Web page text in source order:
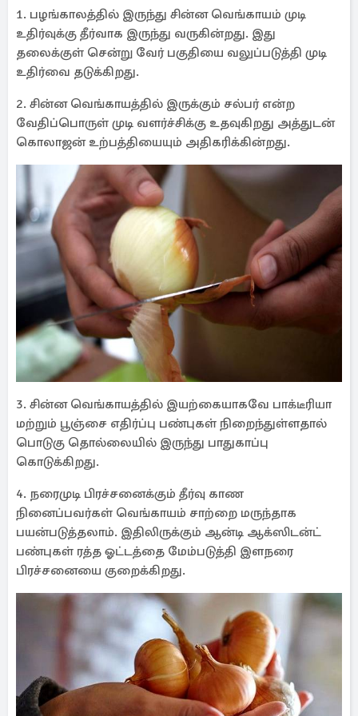
1. பழங்காலத்தில் இருந்து சின்ன வெங்காயம் முடி
உதிர்வுக்கு தீர்வாக இருந்து வருகின்றது. இது
தலைக்குள் சென்று வேர் பகுதியை வலுப்படுத்தி முடி
உதிர்வை தடுக்கிறது.
2. சின்ன வெங்காயத்தில் இருக்கும் சல்பர் என்ற
வேதிப்பொருள் முடி வளர்ச்சிக்கு உதவுகிறது அத்துடன்
கொலாஜன் உற்பத்தியையும் அதிகரிக்கின்றது.
3. சின்ன வெங்காயத்தில் இயற்கையாகவே பாக்டீரியா
மற்றும் பூஞ்சை எதிர்ப்பு பண்புகள் நிறைந்துள்ளதால்
பொடுகு தொல்லையில் இருந்து பாதுகாப்பு
கொடுக்கிறது.
4. நரைமுடி பிரச்சனைக்கும் தீர்வு காண
நினைப்பவர்கள் வெங்காயம் சாற்றை மருந்தாக
பயன்படுத்தலாம். இதிலிருக்கும் ஆன்டி ஆக்ஸிடன்ட்
பண்புகள் ரத்த ஓட்டத்தை மேம்படுத்தி இளநரை
பிரச்சனையை குறைக்கிறது.